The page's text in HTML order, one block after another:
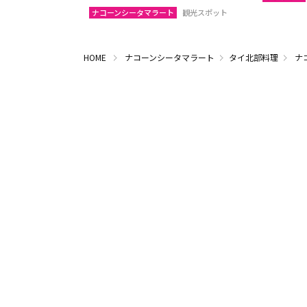
ナコーンシータマラート 観光スポット
HOME ナコーンシータマラート タイ北部料理 ナ